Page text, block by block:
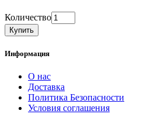
Количество
Купить
Информация
О нас
Доставка
Политика Безопасности
Условия соглашения